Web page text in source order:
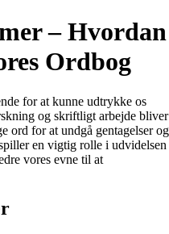
– Hvordan
Ordbog
for at kunne udtrykke os
og skriftligt arbejde bliver
ord for at undgå gentagelser og
en vigtig rolle i udvidelsen
vores evne til at